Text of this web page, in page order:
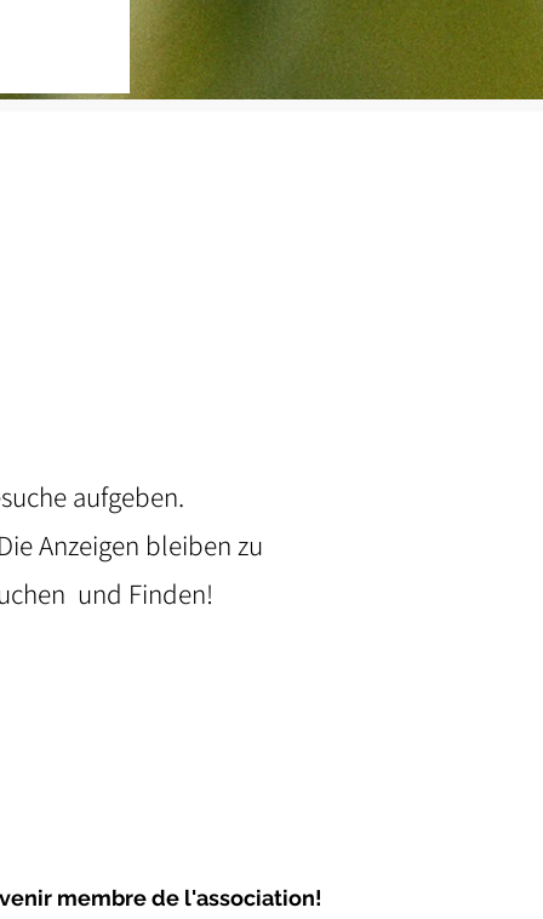
aufgeben.
Anzeigen bleiben zu
und Finden!
membre de l'association!